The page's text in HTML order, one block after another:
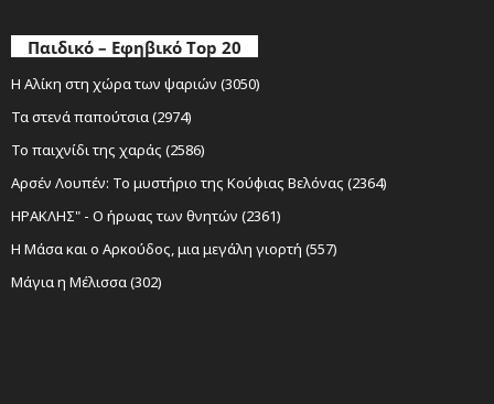
Παιδικό – Εφηβικό Top 20
Η Αλίκη στη χώρα των ψαριών (3050)
Τα στενά παπούτσια (2974)
Το παιχνίδι της χαράς (2586)
Αρσέν Λουπέν: Το μυστήριο της Κούφιας Βελόνας (2364)
ΗΡΑΚΛΗΣ" - Ο ήρωας των θνητών (2361)
Η Μάσα και ο Αρκούδος, μια μεγάλη γιορτή (557)
Μάγια η Μέλισσα (302)